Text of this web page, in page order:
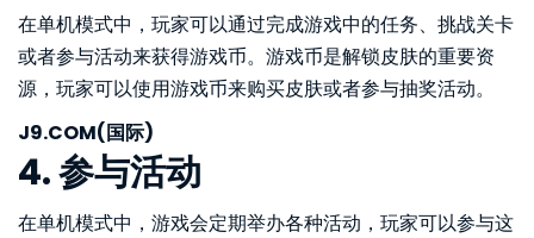
在单机模式中，玩家可以通过完成游戏中的任务、挑战关卡
或者参与活动来获得游戏币。游戏币是解锁皮肤的重要资
源，玩家可以使用游戏币来购买皮肤或者参与抽奖活动。
J9.COM(国际)
4. 参与活动
在单机模式中，游戏会定期举办各种活动，玩家可以参与这